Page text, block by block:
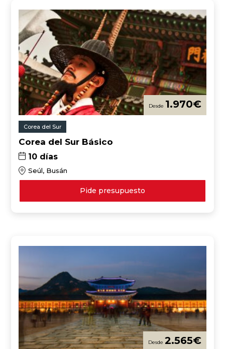
1.970€
Corea del Sur
Corea del Sur Básico
10 días
Seúl, Busán
Pide presupuesto
2.565€